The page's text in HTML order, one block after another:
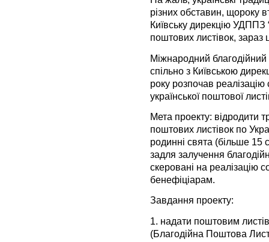
різних обставин, щороку
Київську дирекцію УДППЗ
поштових листівок, зараз
Міжнародний
спільно з Київською
року розпочав
української поштової
Мета проекту: відродити
поштових листівок по
родинні свята (більше 15
задля залучення
скеровані на реалізацію
бенефіціарам.
Завдання проекту:
1. надати поштовим
(Благодійна Поштова